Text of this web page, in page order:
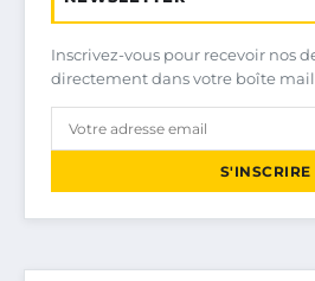
Inscrivez-vous pour recevoir nos
directement dans votre boîte
S'INSCRIRE